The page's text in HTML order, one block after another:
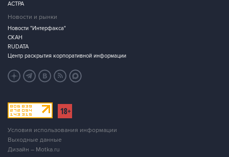
АСТРА
Новости и рынки
Новости "Интерфакса"
СКАН
RUDATA
Центр раскрытия корпоративной информации
Условия использования информации
Выходные данные
Дизайн – Motka.ru